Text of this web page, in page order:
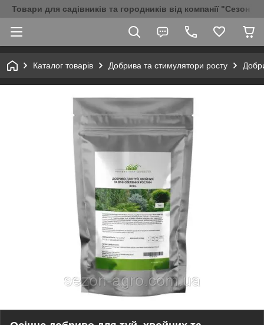
Товари для садівників та городників від компанії "Сезон
Каталог товарів Добрива та стимулятори росту